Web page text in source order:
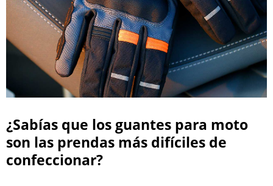
¿Sabías que los guantes para moto
son las prendas más difíciles de
confeccionar?